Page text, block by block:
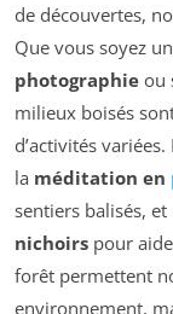
de découvertes,
Que vous soyez
photographie ou
milieux boisés
d’activités
la méditation en
sentiers balisés,
nichoirs pour
forêt permettent
environnement,